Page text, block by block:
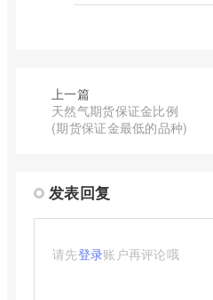
上一篇
天然气期货保证金比例
(期货保证金最低的品种)
发表回复
请先登录账户再评论哦